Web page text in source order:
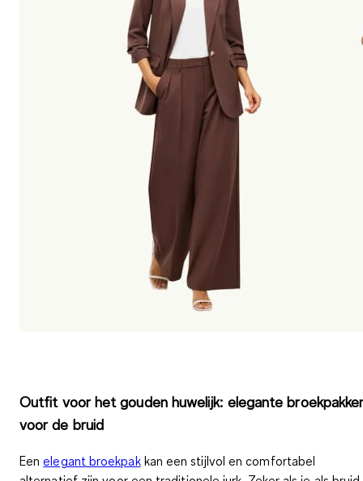
Outfit voor het gouden huwelijk: elegante
voor de bruid
Eenelegant broekpakkaneen stijlvol en comfortabel